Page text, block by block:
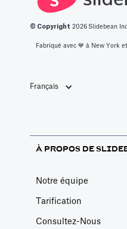
© Copyright 2026 Slidebean
Fabriqué avec 💙️ à New York
Français
À PROPOS DE
Notre équipe
Tarification
Consultez-Nous